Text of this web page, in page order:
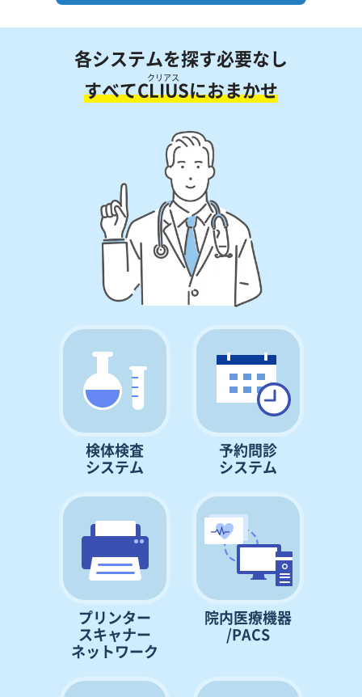
各システムを探す必要なし
すべてCLIUS
クリアス
におまかせ
検体検査
システム
予約問診
システム
プリンター
スキャナー
ネットワーク
院内医療機器
/PACS